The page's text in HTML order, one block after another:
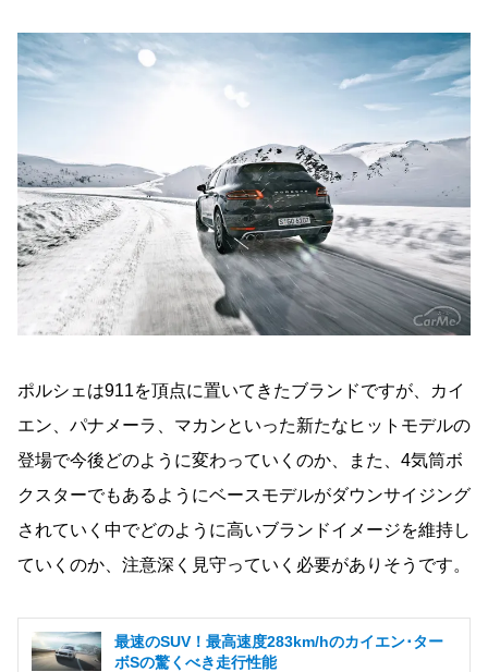
ポルシェは911を頂点に置いてきたブランドですが、カイ
エン、パナメーラ、マカンといった新たなヒットモデルの
登場で今後どのように変わっていくのか、また、4気筒ボ
クスターでもあるようにベースモデルがダウンサイジング
されていく中でどのように高いブランドイメージを維持し
ていくのか、注意深く見守っていく必要がありそうです。
最速のSUV！最高速度283km/hのカイエン･ター
ボSの驚くべき走行性能